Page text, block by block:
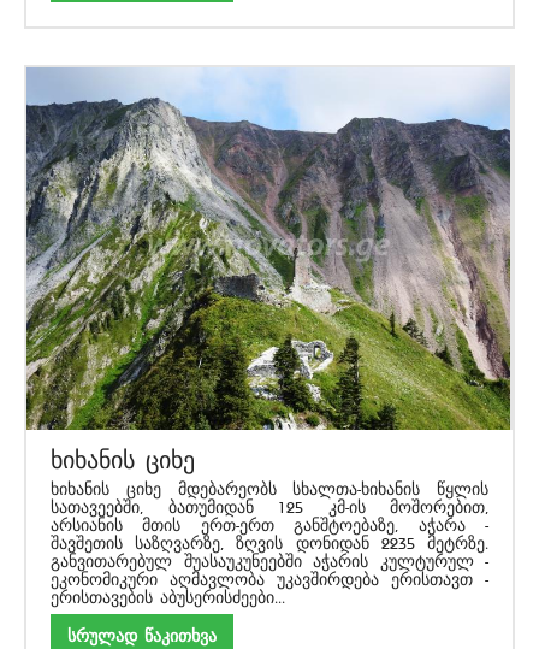
ხიხანის ციხე
ხიხანის ციხე მდებარეობს სხალთა-ხიხანის წყლის
სათავეებში, ბათუმიდან 125 კმ-ის მოშორებით,
არსიანის მთის ერთ-ერთ განშტოებაზე, აჭარა -
შავშეთის საზღვარზე, ზღვის დონიდან 2235 მეტრზე.
განვითარებულ შუასაუკუნეებში აჭარის კულტურულ -
ეკონომიკური აღმავლობა უკავშირდება ერისთავთ -
ერისთავების აბუსერისძეები...
სრულად წაკითხვა